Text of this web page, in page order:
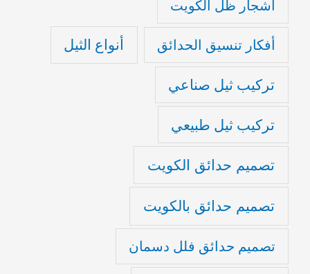
أشجار ظل الكويت
أفكار تنسيق الحدائق أنواع الثيل
تركيب ثيل صناعي
تركيب ثيل طبيعي
تصميم حدائق الكويت
تصميم حدائق بالكويت
تصميم حدائق فلل دسمان